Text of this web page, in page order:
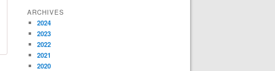
e
ARCHIVES
2024
2023
2022
2021
2020